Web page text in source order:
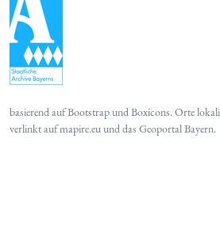
basierend aufBootstrapundBoxicons. Orte
verlinkt aufmapire.euund das Geoportal Bayern.